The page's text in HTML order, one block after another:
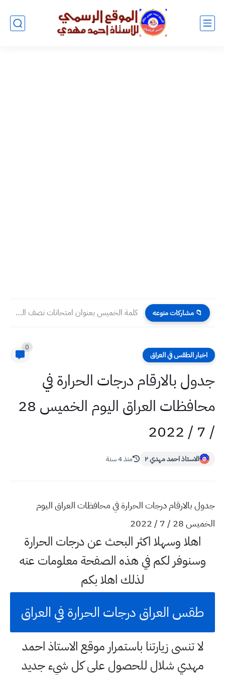
📁 مشاركات منوعه كلمة الخميس بعنوان امتحانات نصف السنة
اخبار الطقس في العراق
0
جدول بالارقام درجات الحرارة في
محافظات العراق اليوم الخميس 28
/ 7 / 2022
الاستاذ احمد مهدي ٢ منذ 4 سنة
جدول بالارقام درجات الحرارة في محافظات العراق اليوم
الخميس 28 / 7 / 2022
اهلا وسهلا اكثر البحث عن درجات الحرارة
وسنوفر لكم في هذه الصفحة معلومات عنه
لذلك اهلا بكم
طقس العراق درجات الحرارة في العراق
لا تنسى زيارتنا باستمرار موقع الاستاذ احمد
مهدي شلال للحصول على كل شيء جديد